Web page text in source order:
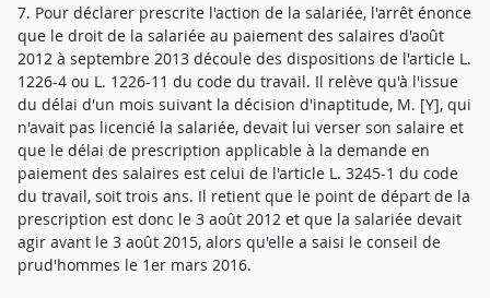
7. Pour déclarer prescrite l'action de la salariée, l'arrêt énonce
que le droit de la salariée au paiement des salaires d'août
2012 à septembre 2013 découle des dispositions de l'article L.
1226-4 ou L. 1226-11 du code du travail. Il relève qu'à l'issue
du délai d'un mois suivant la décision d'inaptitude, M. [Y], qui
n'avait pas licencié la salariée, devait lui verser son salaire et
que le délai de prescription applicable à la demande en
paiement des salaires est celui de l'article L. 3245-1 du code
du travail, soit trois ans. Il retient que le point de départ de la
prescription est donc le 3 août 2012 et que la salariée devait
agir avant le 3 août 2015, alors qu'elle a saisi le conseil de
prud'hommes le 1er mars 2016.